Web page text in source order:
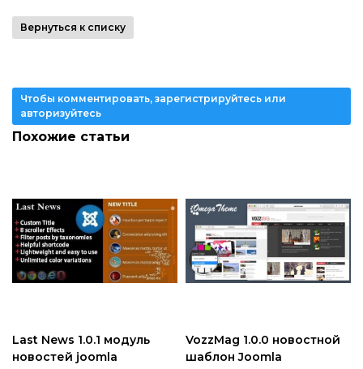
Вернуться к списку
Чтобы комментировать, зарегистрируйтесь или
авторизуйтесь
Похожие статьи
Last News 1.0.1 модуль
новостей joomla
VozzMag 1.0.0 новостной
шаблон Joomla